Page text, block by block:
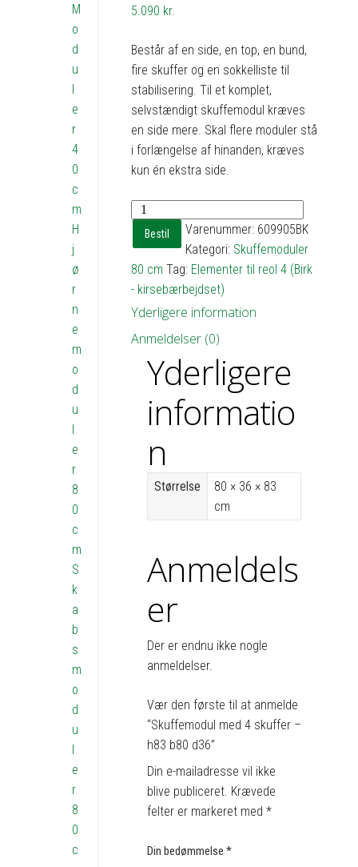
5.090 kr.
Består af en side, en top, en bund,
fire skuffer og en sokkelliste til
stabilisering. Til et komplet,
selvstændigt skuffemodul kræves
en side mere. Skal flere moduler stå
i forlængelse af hinanden, kræves
kun én ekstra side.
Skuffemodul
med
4
skuffer
h83
d36
antal
Bestil Varenummer: 609905BK
Kategori: Skuffemoduler
80 cm Tag: Elementer til reol 4 (Birk
- kirsebærbejdset)
Yderligere information
Anmeldelser (0)
Yderligere
informatio
n
Størrelse
80 × 36 × 83
cm
Anmeldels
er
Der er endnu ikke nogle
anmeldelser.
Vær den første til at anmelde
“Skuffemodul med 4 skuffer –
h83 b80 d36”
Din e-mailadresse vil ikke
blive publiceret. Krævede
felter er markeret med*
Din bedømmelse*
M
o
d
u
l
e
r
4
0
c
m
H
j
ø
r
n
e
m
o
d
u
l
e
r
8
0
c
m
S
k
a
b
s
m
o
d
u
l
e
r
8
0
c